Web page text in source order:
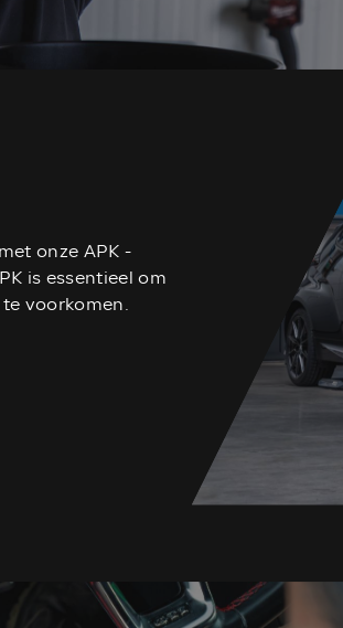
onze APK -
is essentieel om
voorkomen.